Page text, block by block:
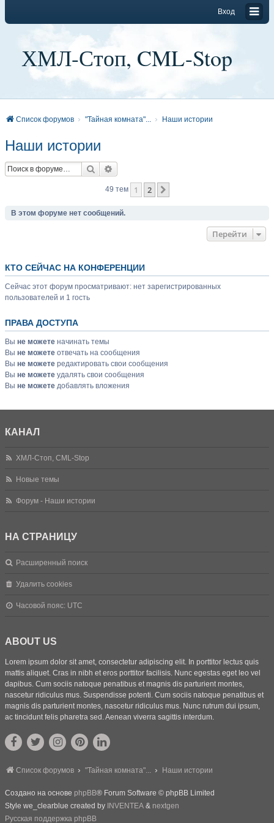
Вход
ХМЛ-Стоп, CML-Stop
Список форумов "Тайная комната"... Наши истории
Наши истории
Поиск
49 тем 1 2
В этом форуме нет сообщений.
Перейти
КТО СЕЙЧАС НА КОНФЕРЕНЦИИ
Сейчас этот форум просматривают: нет зарегистрированных
пользователей и 1 гость
ПРАВА ДОСТУПА
Вы не можете начинать темы
Вы не можете отвечать на сообщения
Вы не можете редактировать свои сообщения
Вы не можете удалять свои сообщения
Вы не можете добавлять вложения
КАНАЛ
ХМЛ-Стоп, CML-Stop
Новые темы
Форум - Наши истории
НА СТРАНИЦУ
Расширенный поиск
Удалить cookies
Часовой пояс: UTC
ABOUT US
Lorem ipsum dolor sit amet, consectetur adipiscing elit. In porttitor lectus quis
mattis aliquet. Cras in nibh et eros porttitor facilisis. Nunc egestas eget leo vel
dapibus. Cum sociis natoque penatibus et magnis dis parturient montes,
nascetur ridiculus mus. Suspendisse potenti. Cum sociis natoque penatibus et
magnis dis parturient montes, nascetur ridiculus mus. Nunc rutrum dui ipsum,
ac tincidunt felis pharetra sed. Aenean viverra sagittis interdum.
Список форумов "Тайная комната"... Наши истории
Создано на основе phpBB® Forum Software © phpBB Limited
Style we_clearblue created by INVENTEA & nextgen
Русская поддержка phpBB